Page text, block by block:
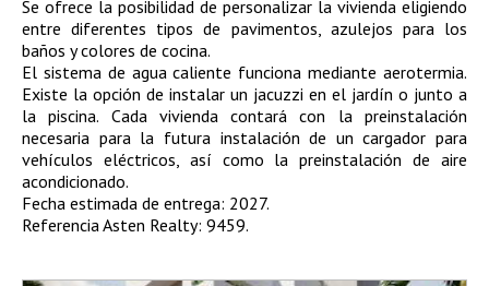
Se ofrece la posibilidad de personalizar la vivienda eligiendo
entre diferentes tipos de pavimentos, azulejos para los
baños y colores de cocina.
El sistema de agua caliente funciona mediante aerotermia.
Existe la opción de instalar un jacuzzi en el jardín o junto a
la piscina. Cada vivienda contará con la preinstalación
necesaria para la futura instalación de un cargador para
vehículos eléctricos, así como la preinstalación de aire
acondicionado.
Fecha estimada de entrega: 2027.
Referencia Asten Realty: 9459.